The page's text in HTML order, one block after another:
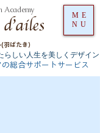
羽ばたき）
らしい人生を美しくデザイン
総合サポートサービス
ME
NU
Academy